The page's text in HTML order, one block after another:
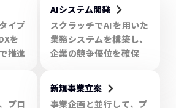
イプ
を
推進
AIシステム開発keyboard_arrow_right
スクラッチでAIを用いた
業務システムを構築し、
企業の競争優位を確保
プロ
新規事業立案keyboard_arrow_right
事業企画と並行して、プ